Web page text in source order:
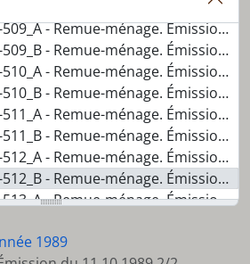
- Remue-ménage. Émission du 06.09.1989 2/2
- Remue-ménage. Émission du 13.09.1989 1/2
- Remue-ménage. Émission du 13.09.1989 2/2
- Remue-ménage. Émission du 20.09.1989 1/2
- Remue-ménage. Émission du 20.09.1989 2/2
- Remue-ménage. Émission du 27.09.1989 1/2
- Remue-ménage. Émission du 27.09.1989 2/2
- Remue-ménage. Émission du 11.10.1989 1/2
- Remue-ménage. Émission du 11.10.1989 2/2
- Remue-ménage. Émission du 18.10.1989 1/2
- Remue-ménage. Émission du 01.11.1989 1/2
1989